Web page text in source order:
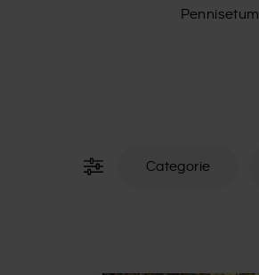
Pennisetum
Categorie